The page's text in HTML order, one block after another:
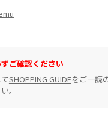
ご確認ください
SHOPPING GUIDEをご一読
。